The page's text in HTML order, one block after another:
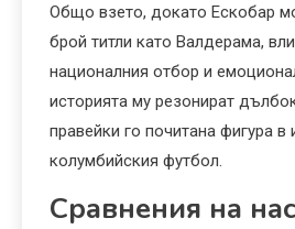
Общо взето, докато Ескобар
брой титли като Валдерама,
националния отбор и
историята му резонират
правейки го почитана фигура в
колумбийския футбол.
Сравнения на